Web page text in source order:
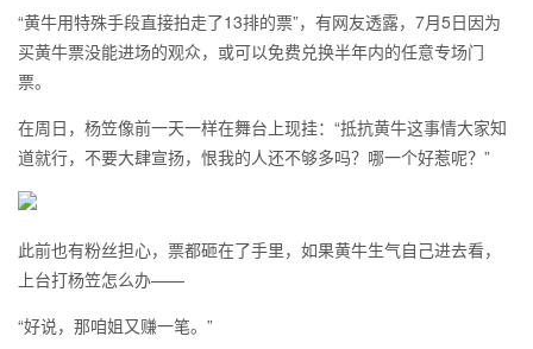
“黄牛用特殊手段直接拍走了13排的票”，有网友透露，7月5日因为
买黄牛票没能进场的观众，或可以免费兑换半年内的任意专场门
票。
在周日，杨笠像前一天一样在舞台上现挂：“抵抗黄牛这事情大家知
道就行，不要大肆宣扬，恨我的人还不够多吗？哪一个好惹呢？”
此前也有粉丝担心，票都砸在了手里，如果黄牛生气自己进去看，
上台打杨笠怎么办——
“好说，那咱姐又赚一笔。”